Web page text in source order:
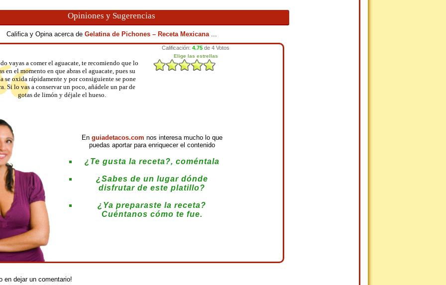
Opiniones y Sugerencias
Califica y Opina acerca de Gelatina de Pichones – Receta Mexicana ...
vayas a comer el aguacate, te recomiendo que lo
en el momento en que abras el aguacate, pues su
se oxida rápidamente y por consiguiente se pone
Si lo vas a conservar un poco, añádele un par de
gotas de limón y déjale el hueso.
En guiadetacos.com nos interesa mucho lo que
puedas aportar para enriquecer el contenido
¿Te gusta la receta?, coméntala
¿Sabes de un lugar dónde
disfrutar de este platillo?
¿Ya preparaste la receta?
Cuéntanos cómo te fue.
en dejar un comentario!